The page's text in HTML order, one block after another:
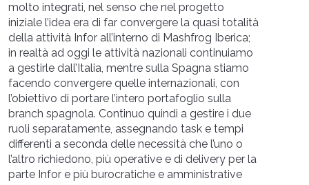
molto integrati, nel senso che nel progetto
iniziale l’idea era di far convergere la quasi totalità
della attività Infor all’interno di Mashfrog Iberica;
in realtà ad oggi le attività nazionali continuiamo
a gestirle dall’Italia, mentre sulla Spagna stiamo
facendo convergere quelle internazionali, con
l’obiettivo di portare l’intero portafoglio sulla
branch spagnola. Continuo quindi a gestire i due
ruoli separatamente, assegnando task e tempi
differenti a seconda delle necessità che l’uno o
l’altro richiedono, più operative e di delivery per la
parte Infor e più burocratiche e amministrative